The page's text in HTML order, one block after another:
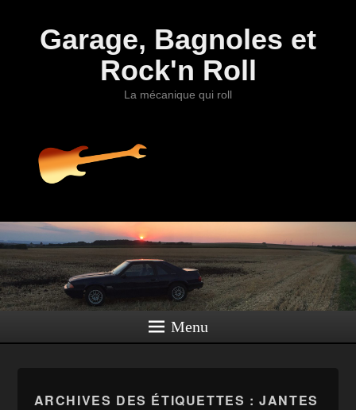
Garage, Bagnoles et
Rock'n Roll
La mécanique qui roll
Menu
ARCHIVES DES ÉTIQUETTES :JANTES